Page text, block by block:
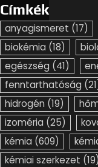
Címkék
anyagismeret (17)
biokémia (18)
egészség (41)
fenntarthatóság
hidrogén (19)
izoméria (25)
kémia (609)
kémiai szerkezet (19)